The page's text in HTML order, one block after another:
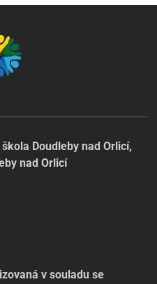
Doudleby nad Orlicí,
nad Orlicí
v souladu se